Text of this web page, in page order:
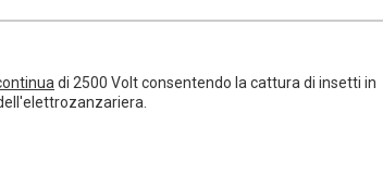
di 2500 Volt consentendo la cattura di insetti in